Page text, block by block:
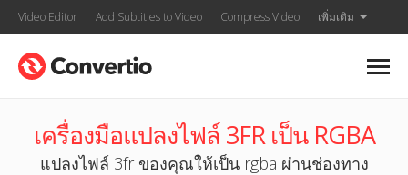
Video Editor Add Subtitles to Video Compress Video เพิ่มเติม
เครื่องมือแปลงไฟล์ 3FR เป็น RGBA
แปลงไฟล์ 3fr ของคุณให้เป็น rgba ผ่านช่องทาง